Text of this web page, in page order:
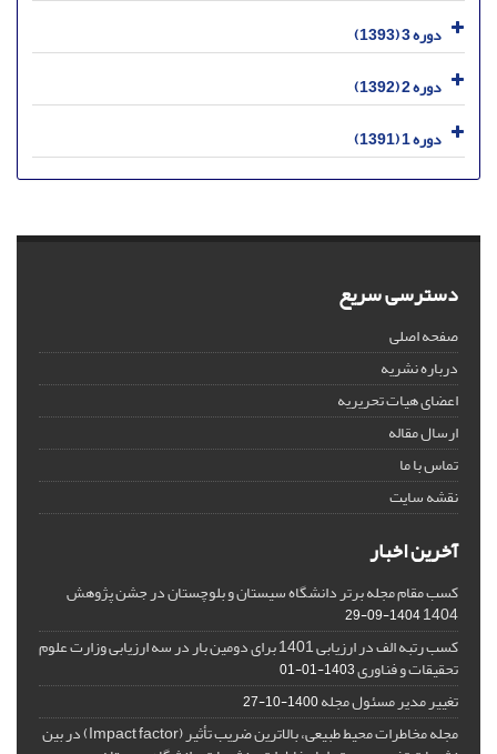
دوره 3 (1393)
دوره 2 (1392)
دوره 1 (1391)
دسترسی سریع
صفحه اصلی
درباره نشریه
اعضای هیات تحریریه
ارسال مقاله
تماس با ما
نقشه سایت
آخرین اخبار
کسب مقام مجله برتر دانشگاه سیستان و بلوچستان در جشن پژوهش
1404
1404-09-29
کسب رتبه الف در ارزیابی 1401 برای دومین بار در سه ارزیابی وزارت علوم
تحقیقات و فناوری1403-01-01
تغییر مدیر مسئول مجله1400-10-27
مجله مخاطرات محیط طبیعی، بالاترین ضریب تأثیر (Impact factor) در بین